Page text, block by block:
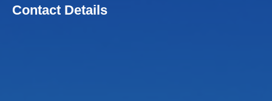
Contact Details